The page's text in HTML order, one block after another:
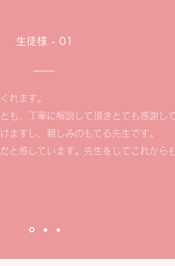
生徒様 - 01
れます。
も、丁寧に解説して頂きとても感謝し
ますし、親しみのもてる先生です。
と感しています。先生をじてこれから